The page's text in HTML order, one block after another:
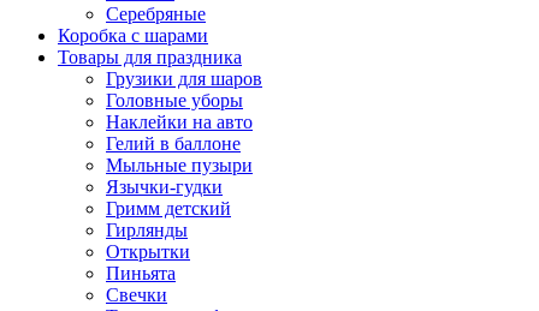
Серебряные
Коробка с шарами
Товары для праздника
Грузики для шаров
Головные уборы
Наклейки на авто
Гелий в баллоне
Мыльные пузыри
Язычки-гудки
Гримм детский
Гирлянды
Открытки
Пиньята
Свечки